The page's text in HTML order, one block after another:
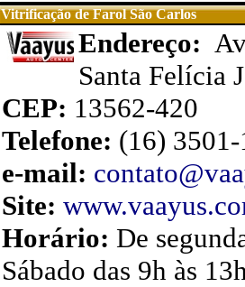
Vitrificação de Farol São Carlos
Endereço:
Santa Felícia
CEP: 13562-420
Telefone: (16)
e-mail:
Site:
Horário: De
Sábado das 9h às